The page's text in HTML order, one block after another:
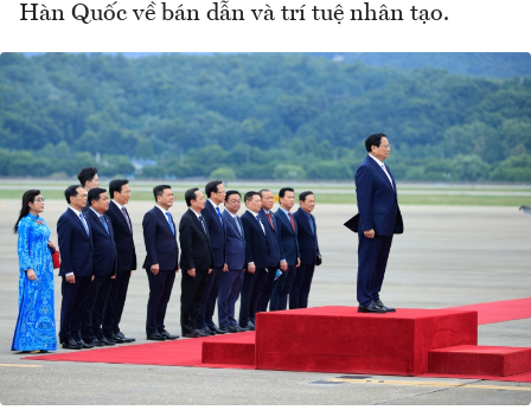
Hàn Quốc về bán dẫn và trí tuệ nhân tạo.